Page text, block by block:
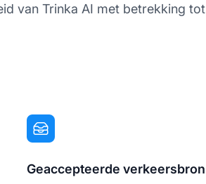
van Trinka AI met betrekking tot
Geaccepteerde verkeersbron